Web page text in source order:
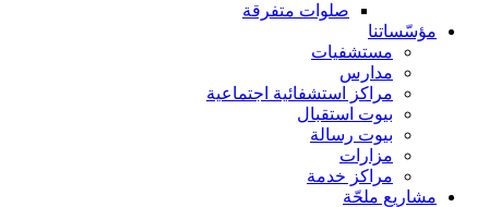
صلوات متفرقة
مؤسّساتنا
مستشفيات
مدارس
مراكز استشفائية اجتماعية
بيوت استقبال
بيوت رسالة
مزارات
مراكز خدمة
مشاريع ملحّة